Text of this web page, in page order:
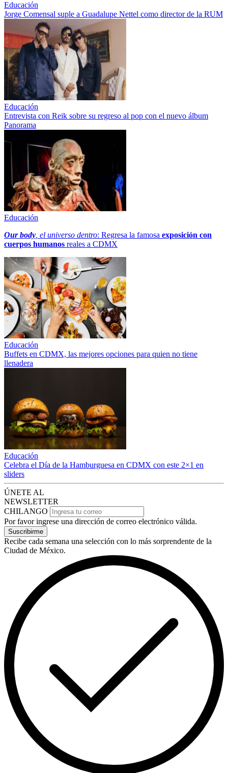
Educación
Jorge Comensal suple a Guadalupe Nettel como director de la RUM
Educación
Entrevista con Reik sobre su regreso al pop con el nuevo álbum
Panorama
Educación
Our body , el universo dentro: Regresa la famosa exposición con
cuerpos humanos reales a CDMX
Educación
Buffets en CDMX, las mejores opciones para quien no tiene
llenadera
Educación
Celebra el Día de la Hamburguesa en CDMX con este 2×1 en
sliders
ÚNETE AL
NEWSLETTER
CHILANGO
Por favor ingrese una dirección de correo electrónico válida.
Suscribirme
Recibe cada semana una selección con lo más sorprendente de la
Ciudad de México.